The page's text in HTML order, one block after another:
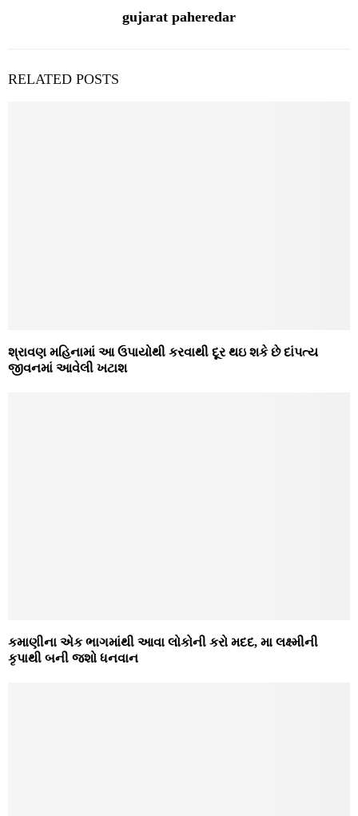
gujarat paheredar
RELATED POSTS
શ્રાવણ મહિનામાં આ ઉપાયોથી કરવાથી દૂર થઇ શકે છે દાંપત્ય
જીવનમાં આવેલી ખટાશ
કમાણીના એક ભાગમાંથી આવા લોકોની કરો મદદ, મા લક્ષ્મીની
કૃપાથી બની જશો ધનવાન